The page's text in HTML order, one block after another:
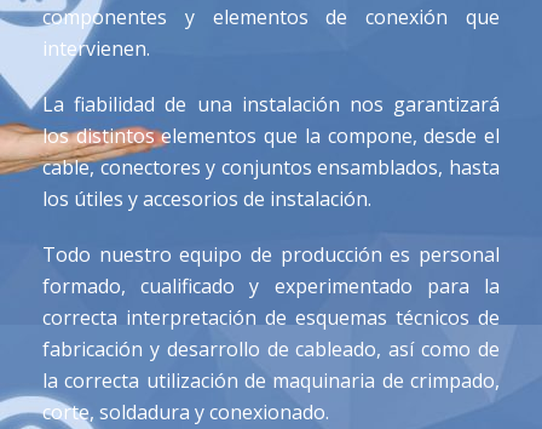
componentes y elementos de conexión que
intervienen.
La fiabilidad de una instalación nos garantizará
los distintos elementos que la compone, desde el
cable, conectores y conjuntos ensamblados, hasta
los útiles y accesorios de instalación.
Todo nuestro equipo de producción es personal
formado, cualificado y experimentado para la
correcta interpretación de esquemas técnicos de
fabricación y desarrollo de cableado, así como de
la correcta utilización de maquinaria de crimpado,
corte, soldadura y conexionado.